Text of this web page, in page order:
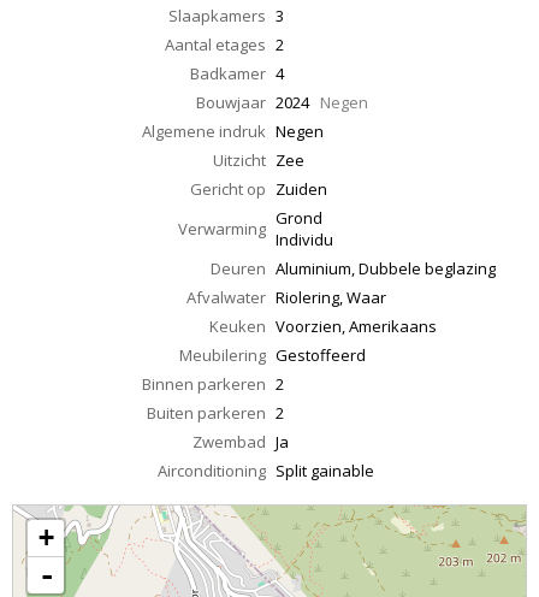
Slaapkamers 3
Aantal etages 2
Badkamer 4
Bouwjaar 2024 Negen
Algemene indruk Negen
Uitzicht Zee
Gericht op Zuiden
Verwarming Grond
Individu
Deuren Aluminium, Dubbele beglazing
Afvalwater Riolering, Waar
Keuken Voorzien, Amerikaans
Meubilering Gestoffeerd
Binnen parkeren 2
Buiten parkeren 2
Zwembad Ja
Airconditioning Split gainable
+
-